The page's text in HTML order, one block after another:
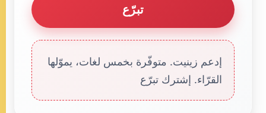
تبرّع
إدعم زينيت. متوفّرة بخمس لغات، يموّلها
القرّاء. إشترك تبرّع